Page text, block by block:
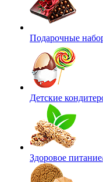
Подарочные
Детские
Здоровое